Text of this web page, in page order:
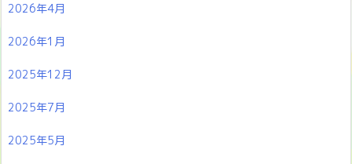
2026年4月
2026年1月
2025年12月
2025年7月
2025年5月